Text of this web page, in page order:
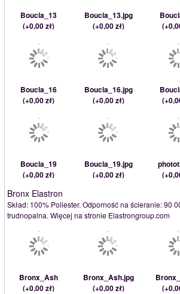
Boucla_13
(+0,00 zł)
Boucla_13.jpg
(+0,00 zł)
(
Boucla_16
(+0,00 zł)
Boucla_16.jpg
(+0,00 zł)
(
Boucla_19
(+0,00 zł)
Boucla_19.jpg
(+0,00 zł)
(
Bronx Elastron
Skład: 100% Poliester. Odporność na ścieranie: 90
trudnopalna. Więcej na stronie Elastrongroup.com
Bronx_Ash
(+0,00 zł)
Bronx_Ash.jpg
(+0,00 zł)
(